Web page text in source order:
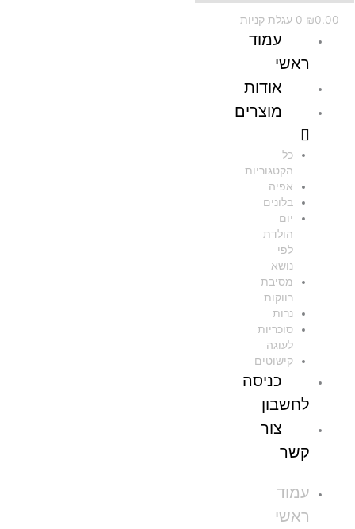
₪0.00
0 עגלת קניות
עמוד
ראשי
אודות
מוצרים
כל
הקטגוריות
אפיה
בלונים
יום
הולדת
לפי
נושא
מסיבת
רווקות
נרות
סוכריות
לעוגה
קישוטים
כניסה
לחשבון
צור
קשר
עמוד
ראשי